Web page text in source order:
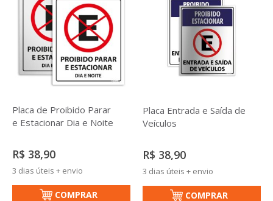
Placa de Proibido Parar
e Estacionar Dia e Noite
R$ 38,90
3 dias úteis + envio
COMPRAR
Placa Entrada e Saída de
Veículos
R$ 38,90
3 dias úteis + envio
COMPRAR